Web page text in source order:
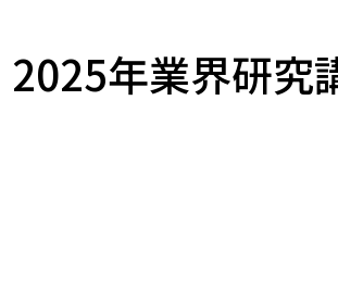
2025年業界研